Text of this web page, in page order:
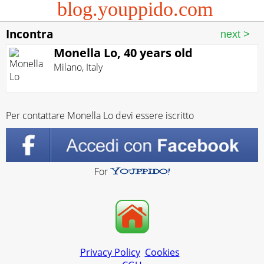
blog.youppido.com
Incontra
Monella Lo, 40 years old
Milano, Italy
Per contattare Monella Lo devi essere iscritto
For
Privacy Policy Cookies